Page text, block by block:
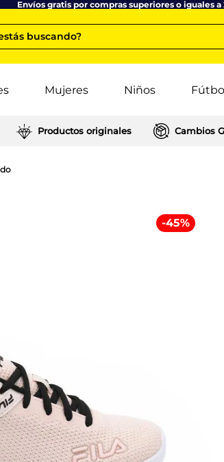
Envíos gratis por compras superiores o iguales a
buscando?
Mujeres Niños
Productos originales Cambios
-45%